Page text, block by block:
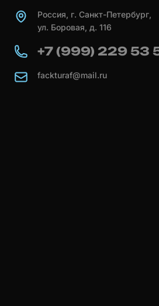
Россия, г. Санкт-Петербург,
ул. Боровая, д. 116
+7 (999) 229 53
fackturaf@mail.ru